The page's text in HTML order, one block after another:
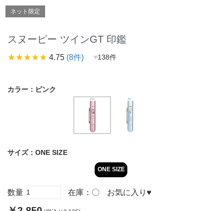
ネット限定
スヌーピー ツインGT 印鑑
star_ratestar_ratestar_ratestar_ratestar_rate 4.75 (8件) ♥138件
カラー： ピンク
サイズ： ONE SIZE
ONE SIZE
数量 在庫： 〇 お気に入り ♥